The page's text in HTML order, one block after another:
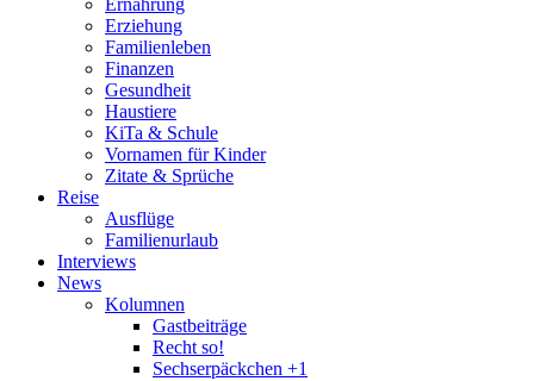
Ernährung
Erziehung
Familienleben
Finanzen
Gesundheit
Haustiere
KiTa & Schule
Vornamen für Kinder
Zitate & Sprüche
Reise
Ausflüge
Familienurlaub
Interviews
News
Kolumnen
Gastbeiträge
Recht so!
Sechserpäckchen +1